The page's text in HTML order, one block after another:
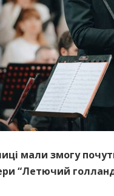
мали змогу
“Летючий